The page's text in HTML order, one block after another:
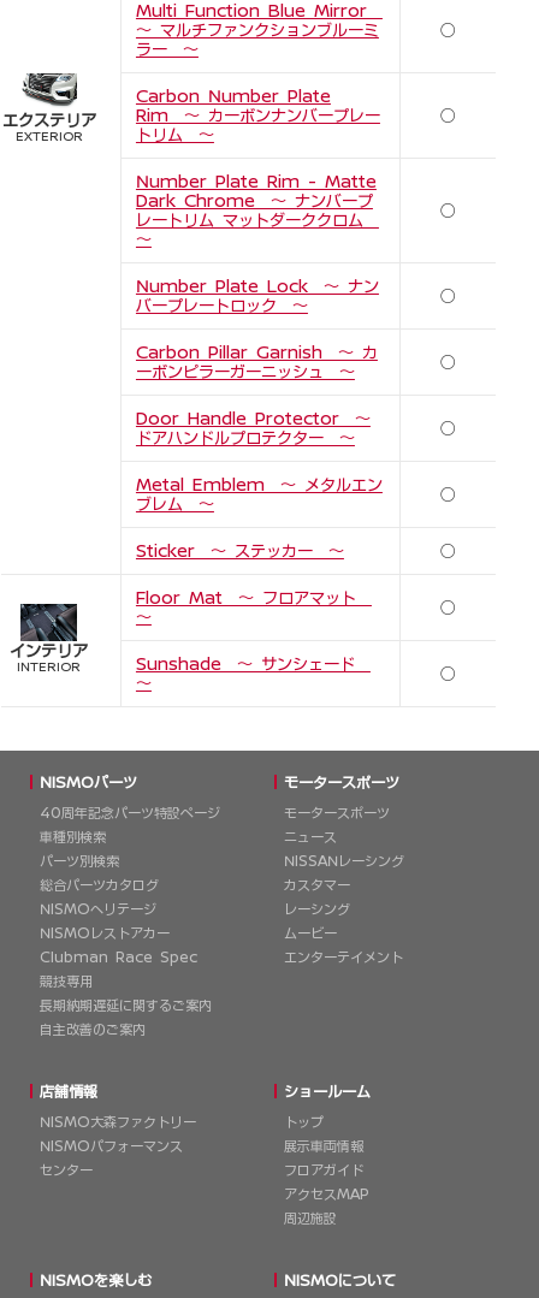
エクステリア
EXTERIOR
Multi Function Blue Mirror
～ マルチファンクションブルーミ
ラー ～
○
Carbon Number Plate
Rim ～ カーボンナンバープレー
トリム ～
○
Number Plate Rim - Matte
Dark Chrome ～ ナンバープ
レートリム マットダーククロム
～
○
Number Plate Lock ～ ナン
バープレートロック ～
○
Carbon Pillar Garnish ～ カ
ーボンピラーガーニッシュ ～
○
Door Handle Protector ～
ドアハンドルプロテクター ～
○
Metal Emblem ～ メタルエン
ブレム ～
○
Sticker ～ ステッカー ～ ○
インテリア
INTERIOR
Floor Mat ～ フロアマット
～
○
Sunshade ～ サンシェード
～
○
NISMOパーツ
40周年記念パーツ特設ページ
車種別検索
パーツ別検索
総合パーツカタログ
NISMOヘリテージ
NISMOレストアカー
Clubman Race Spec
競技専用
長期納期遅延に関するご案内
自主改善のご案内
モータースポーツ
モータースポーツ
ニュース
NISSANレーシング
カスタマー
レーシング
ムービー
エンターテイメント
店舗情報
NISMO大森ファクトリー
NISMOパフォーマンス
センター
ショールーム
トップ
展示車両情報
フロアガイド
アクセスMAP
周辺施設
NISMOを楽しむ NISMOについて